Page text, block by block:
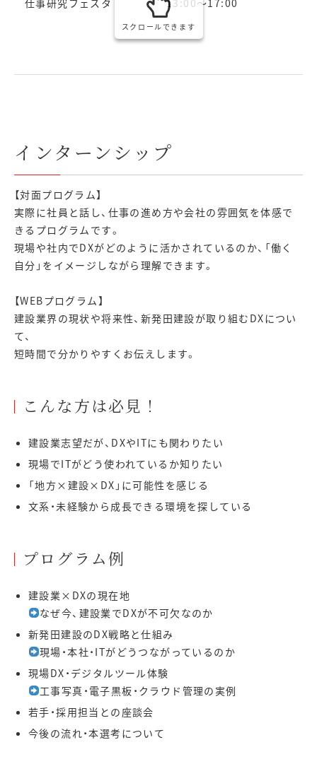
仕事研究フェスタ
13:00～17:00
スクロールできます
インターンシップ
【対面プログラム】
実際に社員と話し、仕事の進め方や会社の雰囲気を体感で
きるプログラムです。
現場や社内でDXがどのように活かされているのか、「働く
自分」をイメージしながら理解できます。
【WEBプログラム】
建設業界の現状や将来性、新発田建設が取り組むDXについ
て、
短時間で分かりやすくお伝えします。
こんな方は必見！
建設業志望だが、DXやITにも関わりたい
現場でITがどう使われているか知りたい
「地方×建設×DX」に可能性を感じる
文系・未経験から成長できる環境を探している
プログラム例
建設業×DXの現在地
なぜ今、建設業でDXが不可欠なのか
新発田建設のDX戦略と仕組み
現場・本社・ITがどうつながっているのか
現場DX・デジタルツール体験
工事写真・電子黒板・クラウド管理の実例
若手・採用担当との座談会
今後の流れ・本選考について